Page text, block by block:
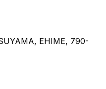
EHIME, 790-